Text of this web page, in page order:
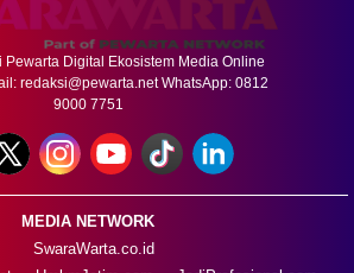
Pewarta Digital Ekosistem Media Online
redaksi@pewarta.netWhatsApp: 0812
9000 7751
MEDIA NETWORK
SwaraWarta.co.id